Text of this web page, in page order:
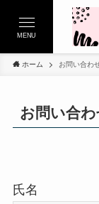
MENU
ホーム お問い合わ
お問い合わ
氏名